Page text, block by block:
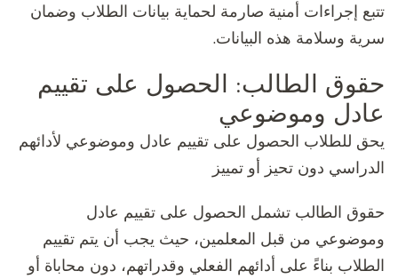
تتبع إجراءات أمنية صارمة لحماية بيانات الطلاب وضمان
سرية وسلامة هذه البيانات.
حقوق الطالب: الحصول على تقييم
عادل وموضوعي
يحق للطلاب الحصول على تقييم عادل وموضوعي لأدائهم
الدراسي دون تحيز أو تمييز
حقوق الطالب تشمل الحصول على تقييم عادل
وموضوعي من قبل المعلمين، حيث يجب أن يتم تقييم
الطلاب بناءً على أدائهم الفعلي وقدراتهم، دون محاباة أو